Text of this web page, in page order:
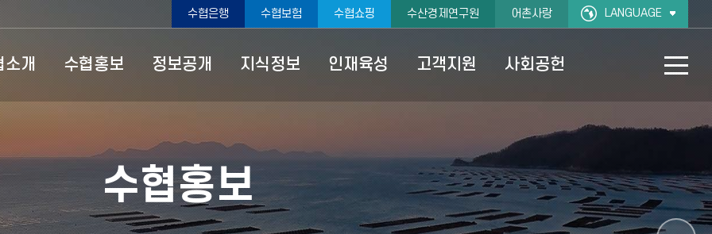
수협은행 수협보험 수협쇼핑 수산경제연구원 어촌사랑 LANGUAGE
소개 수협홍보 정보공개 지식정보 인재육성 고객지원 사회공헌
수협홍보